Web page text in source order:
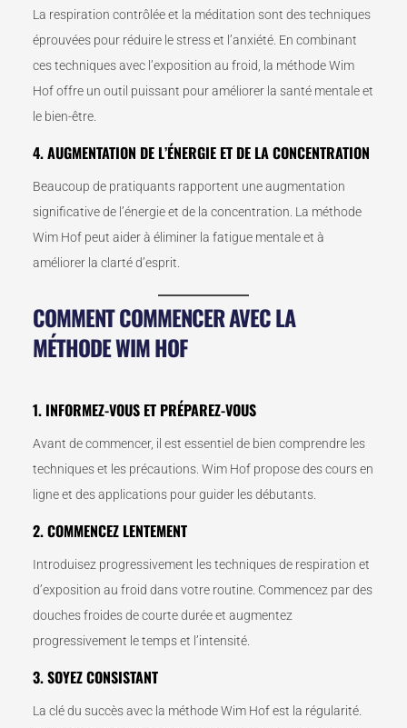
La respiration contrôlée et la méditation sont des techniques
éprouvées pour réduire le stress et l’anxiété. En combinant
ces techniques avec l’exposition au froid, la méthode Wim
Hof offre un outil puissant pour améliorer la santé mentale et
le bien-être.
4. AUGMENTATION DE L’ÉNERGIE ET DE LA CONCENTRATION
Beaucoup de pratiquants rapportent une augmentation
significative de l’énergie et de la concentration. La méthode
Wim Hof peut aider à éliminer la fatigue mentale et à
améliorer la clarté d’esprit.
COMMENT COMMENCER AVEC LA
MÉTHODE WIM HOF
1. INFORMEZ-VOUS ET PRÉPAREZ-VOUS
Avant de commencer, il est essentiel de bien comprendre les
techniques et les précautions. Wim Hof propose des cours en
ligne et des applications pour guider les débutants.
2. COMMENCEZ LENTEMENT
Introduisez progressivement les techniques de respiration et
d’exposition au froid dans votre routine. Commencez par des
douches froides de courte durée et augmentez
progressivement le temps et l’intensité.
3. SOYEZ CONSISTANT
La clé du succès avec la méthode Wim Hof est la régularité.